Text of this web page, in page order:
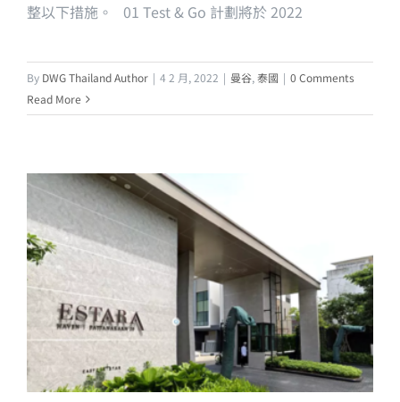
整以下措施。 01 Test & Go 計劃將於 2022
By DWG Thailand Author | 4 2 月, 2022 | 曼谷, 泰國 | 0 Comments
Read More